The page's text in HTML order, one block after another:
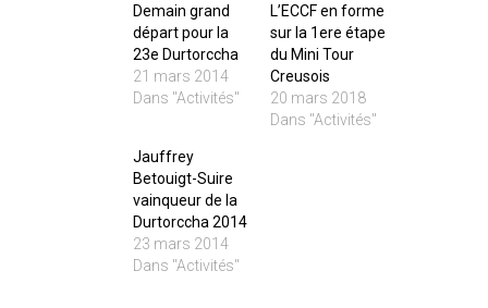
Demain grand
départ pour la
23e Durtorccha
21 mars 2014
Dans "Activités"
L’ECCF en forme
sur la 1ere étape
du Mini Tour
Creusois
20 mars 2018
Dans "Activités"
Jauffrey
Betouigt-Suire
vainqueur de la
Durtorccha 2014
23 mars 2014
Dans "Activités"